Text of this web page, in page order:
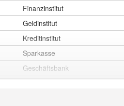
der BankenFinanzinstitut
Geldinstitut
Kreditinstitut
Sparkasse
Geschäftsbank